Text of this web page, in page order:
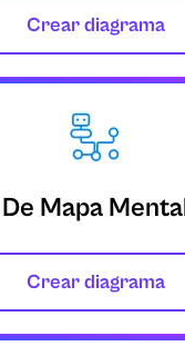
Crear diagrama
De Mapa
Crear diagrama